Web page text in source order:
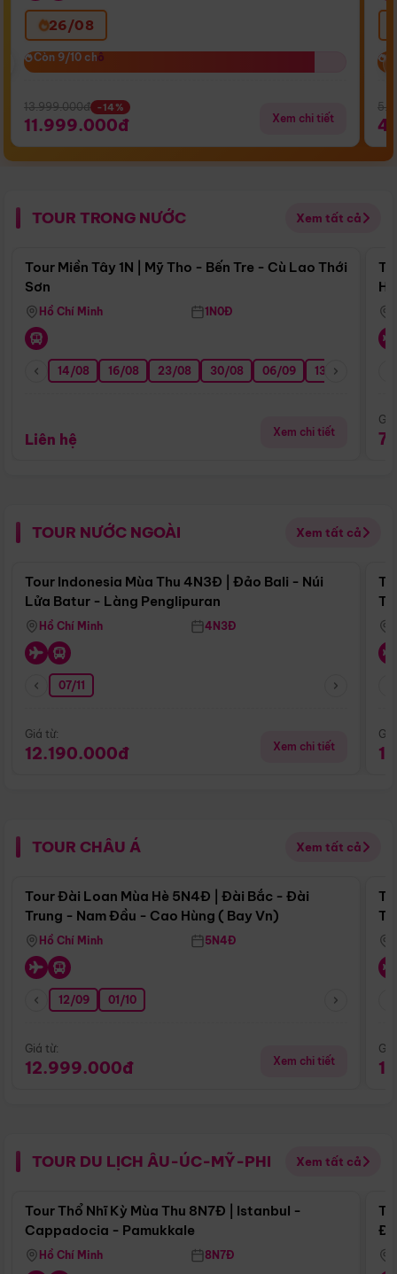
26/08
Còn 9/10 chỗ
Còn 9/10 chỗ
13.999.000đ -14%
11.999.000đ Xem chi tiết
TOUR TRONG NƯỚC Xem tất cả
Điểm nổi bật
Tour Miền Tây 1N | Mỹ Tho - Bến Tre - Cù Lao Thới
Sơn
Hồ Chí Minh 1N0Đ
14/08 16/08 23/08 30/08 06/09 13/09
Liên hệ Xem chi tiết
TOUR NƯỚC NGOÀI Xem tất cả
Điểm nổi bật
Tour Indonesia Mùa Thu 4N3Đ | Đảo Bali - Núi
Lửa Batur - Làng Penglipuran
Hồ Chí Minh 4N3Đ
07/11
Giá từ:
12.190.000đ Xem chi tiết
TOUR CHÂU Á Xem tất cả
Điểm nổi bật
Tour Đài Loan Mùa Hè 5N4Đ | Đài Bắc - Đài
Trung - Nam Đầu - Cao Hùng ( Bay Vn)
Hồ Chí Minh 5N4Đ
12/09 01/10
Giá từ:
12.999.000đ Xem chi tiết
TOUR DU LỊCH ÂU-ÚC-MỸ-PHI Xem tất cả
Điểm nổi bật
Tour Thổ Nhĩ Kỳ Mùa Thu 8N7Đ | Istanbul -
Cappadocia - Pamukkale
Hồ Chí Minh 8N7Đ